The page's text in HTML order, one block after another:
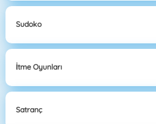
Sudoko
İtme Oyunları
Satranç